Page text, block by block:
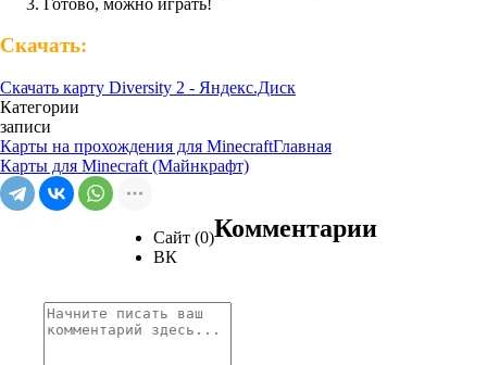
Скачать:
Скачать карту Diversity 2 - Яндекс.Диск
Категории
записи
Карты на прохождения для MinecraftГлавная
Карты для Minecraft (Майнкрафт)
Сайт (0)
ВК
Комментарии